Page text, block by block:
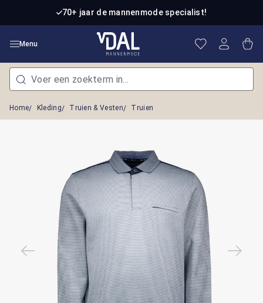
Ga naar de hoofdinhoud70+ jaar de mannenmode specialist!
Menu Je hebt 0
Home Kleding Truien & Vesten Truien